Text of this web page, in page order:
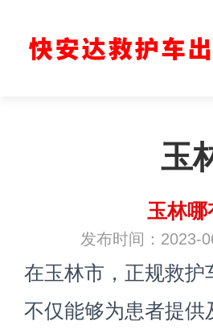
玉
玉林哪
发布时间：2023-
在玉林市，正规救
不仅能够为患者提